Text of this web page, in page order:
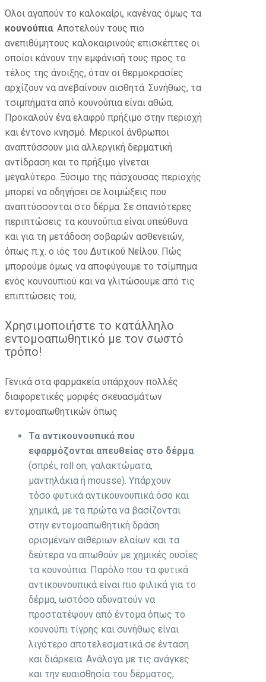
Όλοι αγαπούν το καλοκαίρι, κανένας όμως τα
κουνούπια. Αποτελούν τους πιο
ανεπιθύμητους καλοκαιρινούς επισκέπτες οι
οποίοι κάνουν την εμφάνισή τους προς το
τέλος της άνοιξης, όταν οι θερμοκρασίες
αρχίζουν να ανεβαίνουν αισθητά. Συνήθως, τα
τσιμπήματα από κουνούπια είναι αθώα.
Προκαλούν ένα ελαφρύ πρήξιμο στην περιοχή
και έντονο κνησμό. Μερικοί άνθρωποι
αναπτύσσουν μια αλλεργική δερματική
αντίδραση και το πρήξιμο γίνεται
μεγαλύτερο. Ξύσιμο της πάσχουσας περιοχής
μπορεί να οδηγήσει σε λοιμώξεις που
αναπτύσσονται στο δέρμα. Σε σπανιότερες
περιπτώσεις τα κουνούπια είναι υπεύθυνα
και για τη μετάδοση σοβαρών ασθενειών,
όπως π.χ. ο ιός του Δυτικού Νείλου. Πώς
μπορούμε όμως να αποφύγουμε το τσίμπημα
ενός κουνουπιού και να γλιτώσουμε από τις
επιπτώσεις του;
Χρησιμοποιήστε το κατάλληλο
εντομοαπωθητικό με τον σωστό
τρόπο!
Γενικά στα φαρμακεία υπάρχουν πολλές
διαφορετικές μορφές σκευασμάτων
εντομοαπωθητικών όπως
Τα αντικουνουπικά που
εφαρμόζονται απευθείας στο δέρμα
(σπρέι, roll on, γαλακτώματα,
μαντηλάκια ή mousse). Υπάρχουν
τόσο φυτικά αντικουνουπικά όσο και
χημικά, με τα πρώτα να βασίζονται
στην εντομοαπωθητική δράση
ορισμένων αιθέριων ελαίων και τα
δεύτερα να απωθούν με χημικές ουσίες
τα κουνούπια. Παρόλο που τα φυτικά
αντικουνουπικά είναι πιο φιλικά για το
δέρμα, ωστόσο αδυνατούν να
προστατέψουν από έντομα όπως το
κουνούπι τίγρης και συνήθως είναι
λιγότερο αποτελεσματικά σε ένταση
και διάρκεια. Ανάλογα με τις ανάγκες
και την ευαισθησία του δέρματος,